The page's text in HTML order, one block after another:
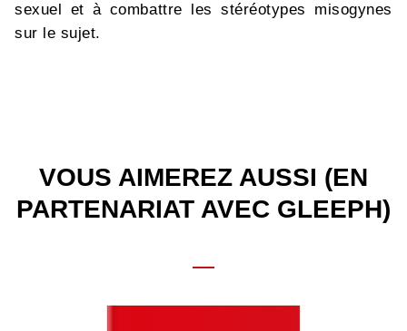
sexuel et à combattre les stéréotypes misogynes
sur le sujet.
VOUS AIMEREZ AUSSI (EN
PARTENARIAT AVEC GLEEPH)